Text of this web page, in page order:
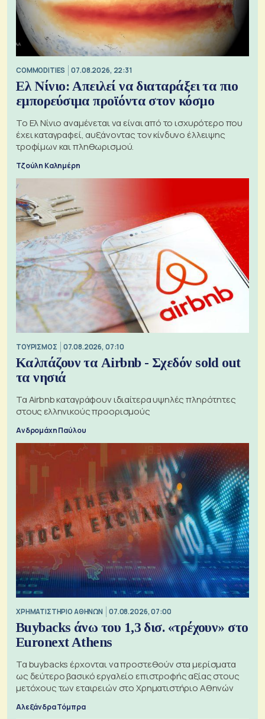
COMMODITIES 07.08.2026, 22:31
Ελ Νίνιο: Απειλεί να διαταράξει τα πιο
εμπορεύσιμα προϊόντα στον κόσμο
Το Ελ Νίνιο αναμένεται να είναι από το ισχυρότερο που
έχει καταγραφεί, αυξάνοντας τον κίνδυνο έλλειψης
τροφίμων και πληθωρισμού.
Τζούλη Καλημέρη
ΤΟΥΡΙΣΜΟΣ 07.08.2026, 07:10
Καλπάζουν τα Airbnb - Σχεδόν sold out
τα νησιά
Τα Airbnb καταγράφουν ιδιαίτερα υψηλές πληρότητες
στους ελληνικούς προορισμούς
Ανδρομάχη Παύλου
XΡΗΜΑΤΙΣΤΗΡΙΟ ΑΘΗΝΩΝ 07.08.2026, 07:00
Buybacks άνω του 1,3 δισ. «τρέχουν» στο
Euronext Athens
Τα buybacks έρχονται να προστεθούν στα μερίσματα
ως δεύτερο βασικό εργαλείο επιστροφής αξίας στους
μετόχους των εταιρειών στο Χρηματιστήριο Αθηνών
Αλεξάνδρα Τόμπρα